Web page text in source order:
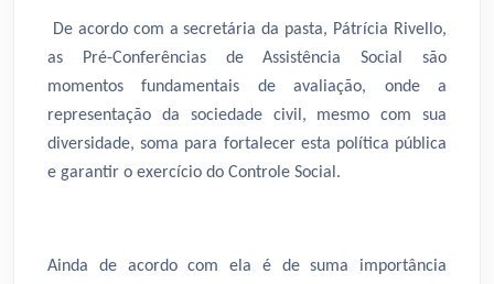
De acordo com a secretária da pasta, Pátrícia Rivello,
as Pré-Conferências de Assistência Social são
momentos fundamentais de avaliação, onde a
representação da sociedade civil, mesmo com sua
diversidade, soma para fortalecer esta política pública
e garantir o exercício do Controle Social.
Ainda de acordo com ela é de suma importância